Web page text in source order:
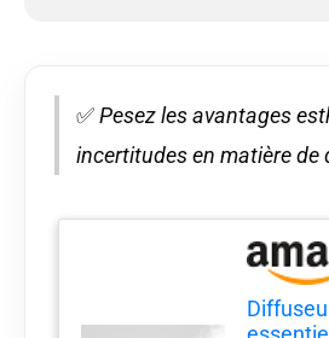
✅Pesez les avantages
incertitudes en matière de